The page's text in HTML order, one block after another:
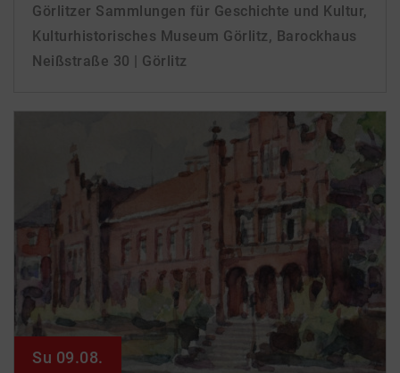
Görlitzer Sammlungen für Geschichte und Kultur,
Kulturhistorisches Museum Görlitz, Barockhaus
Neißstraße 30 | Görlitz
Su 09.08.